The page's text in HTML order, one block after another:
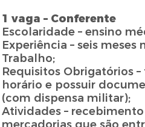
1 vaga – Conferente
Escolaridade – ensino
Experiência – seis meses
Trabalho;
Requisitos Obrigatórios
horário e possuir
(com dispensa militar);
Atividades –